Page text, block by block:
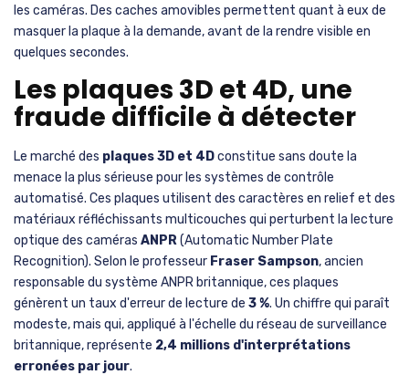
les caméras. Des caches amovibles permettent quant à eux de
masquer la plaque à la demande, avant de la rendre visible en
quelques secondes.
Les plaques 3D et 4D, une
fraude difficile à détecter
Le marché des plaques 3D et 4Dconstitue sans doute la
menace la plus sérieuse pour les systèmes de contrôle
automatisé. Ces plaques utilisent des caractères en relief et des
matériaux réfléchissants multicouches qui perturbent la lecture
optique des caméras ANPR(Automatic Number Plate
Recognition). Selon le professeur Fraser Sampson, ancien
responsable du système ANPR britannique, ces plaques
génèrent un taux d'erreur de lecture de 3 %. Un chiffre qui paraît
modeste, mais qui, appliqué à l'échelle du réseau de surveillance
britannique, représente 2,4 millions d'interprétations
erronées par jour.